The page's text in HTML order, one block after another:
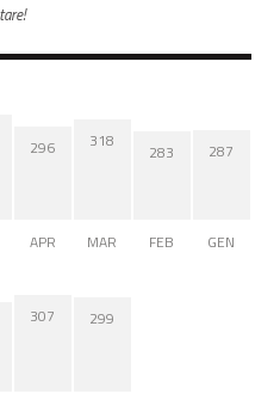
296
APR
318
MAR
283
FEB
287
GEN
307 299